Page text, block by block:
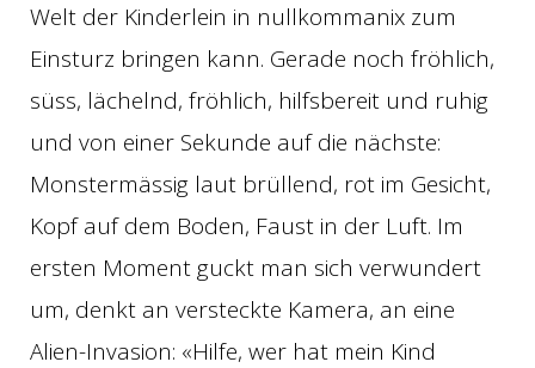
Welt der Kinderlein in nullkommanix zum
Einsturz bringen kann. Gerade noch fröhlich,
süss, lächelnd, fröhlich, hilfsbereit und ruhig
und von einer Sekunde auf die nächste:
Monstermässig laut brüllend, rot im Gesicht,
Kopf auf dem Boden, Faust in der Luft. Im
ersten Moment guckt man sich verwundert
um, denkt an versteckte Kamera, an eine
Alien-Invasion: «Hilfe, wer hat mein Kind